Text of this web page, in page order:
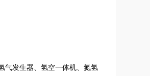
气发生器、氢空一体机、氮氢